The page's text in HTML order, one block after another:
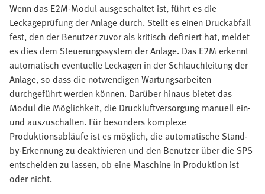
Wenn das E2M-Modul ausgeschaltet ist, führt es die
Leckageprüfung der Anlage durch. Stellt es einen Druckabfall
fest, den der Benutzer zuvor als kritisch definiert hat, meldet
es dies dem Steuerungssystem der Anlage. Das E2M erkennt
automatisch eventuelle Leckagen in der Schlauchleitung der
Anlage, so dass die notwendigen Wartungsarbeiten
durchgeführt werden können. Darüber hinaus bietet das
Modul die Möglichkeit, die Druckluftversorgung manuell ein-
und auszuschalten. Für besonders komplexe
Produktionsabläufe ist es möglich, die automatische Stand-
by-Erkennung zu deaktivieren und den Benutzer über die SPS
entscheiden zu lassen, ob eine Maschine in Produktion ist
oder nicht.